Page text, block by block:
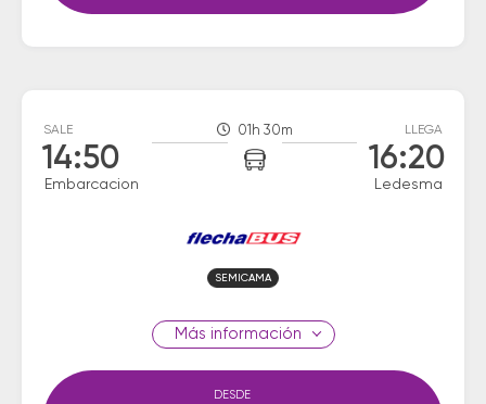
SALE
14:50
Embarcacion
01h 30m LLEGA
16:20
Ledesma
SEMICAMA
información
DESDE